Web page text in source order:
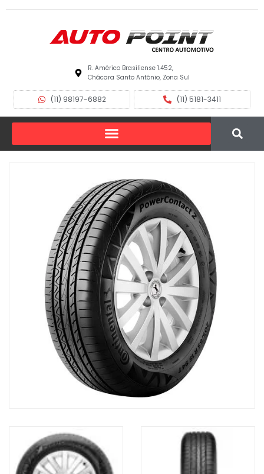
R. Américo Brasiliense 1.452,
Chácara Santo Antônio, Zona Sul
(11) 98197-6882 (11) 5181-3411